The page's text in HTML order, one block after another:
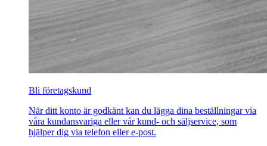
Bli företagskund
När ditt konto är godkänt kan du lägga dina beställningar via
våra kundansvariga eller vår kund- och säljservice, som
hjälper dig via telefon eller e-post.